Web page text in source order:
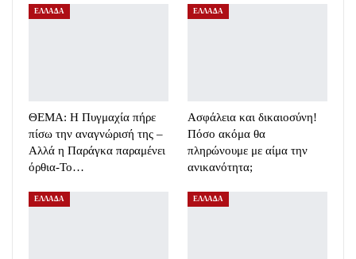
ΕΛΛΑΔΑ
ΘΕΜΑ: Η Πυγμαχία πήρε
πίσω την αναγνώρισή της –
Αλλά η Παράγκα παραμένει
όρθια-Το…
ΕΛΛΑΔΑ
Ασφάλεια και δικαιοσύνη!
Πόσο ακόμα θα
πληρώνουμε με αίμα την
ανικανότητα;
ΕΛΛΑΔΑ ΕΛΛΑΔΑ